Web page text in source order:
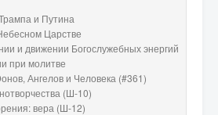
и Путина
Царстве
и движении Богослужебных энергий
при молитве
Ангелов и Человека (#361)
(Ш-10)
вера (Ш-12)